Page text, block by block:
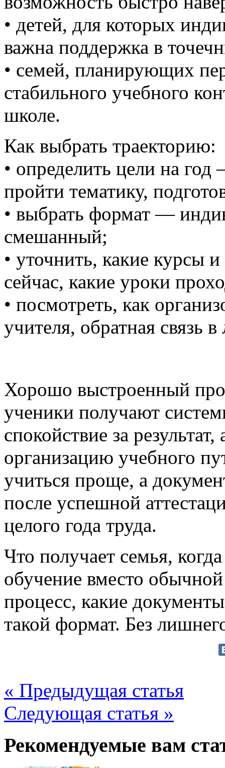
• детей, для которых
важна поддержка в
• семей, планирующих
стабильного учебного
школе.
Как выбрать траекторию:
• определить цели на
пройти тематику,
• выбрать формат —
смешанный;
• уточнить, какие курсы
сейчас, какие уроки
• посмотреть, как
учителя, обратная связь
Хорошо выстроенный
ученики получают
спокойствие за
организацию учебного
учиться проще, а
после успешной
целого года труда.
Что получает семья,
обучение вместо
процесс, какие
такой формат. Без
« Предыдущая статья
Следующая статья »
Рекомендуемые вам